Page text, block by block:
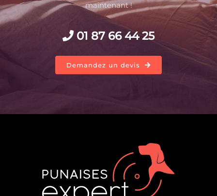
maintenant !
01 87 66 44 25
Demandez un devis